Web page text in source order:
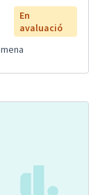
En
avaluació